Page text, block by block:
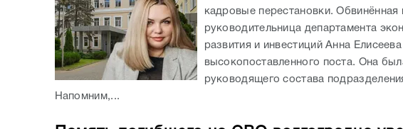
кадровые перестановки. Обвинённая
руководительница департамента
развития и инвестиций Анна
высокопоставленного поста. Она
руководящего состава
Напомним,...